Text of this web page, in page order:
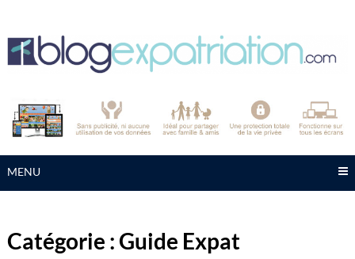
content
MENU
Catégorie :Guide Expat